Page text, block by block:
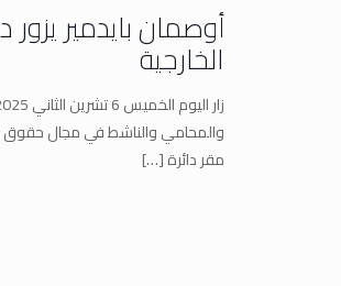
أوصمان بايدمير يزور
الخارجية
والمحامي والناشط في مجال حقوق
مقر دائرة[…]